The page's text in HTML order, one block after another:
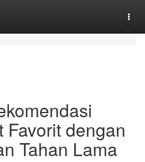
Favorit dengan
Tahan Lama